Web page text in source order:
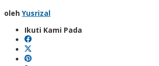
oleh Yusrizal
Ikuti Kami Pada